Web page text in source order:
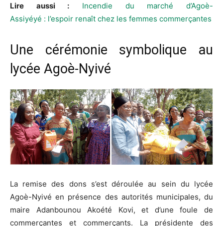
Lire aussi :
Incendie du marché d’Agoè-
Assiyéyé : l’espoir renaît chez les femmes commerçantes
Une cérémonie symbolique au
lycée Agoè-Nyivé
La remise des dons s’est déroulée au sein du lycée
Agoè-Nyivé en présence des autorités municipales, du
maire Adanbounou Akoété Kovi, et d’une foule de
commerçantes et commerçants. La présidente des